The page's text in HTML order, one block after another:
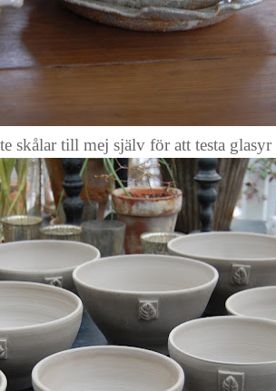
skålar till mej själv för att testa glasyr